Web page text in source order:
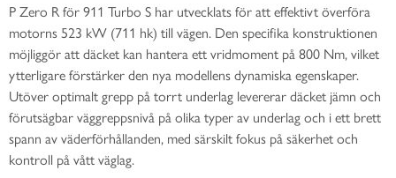
P Zero R för 911 Turbo S har utvecklats för att effektivt överföra
motorns 523 kW (711 hk) till vägen. Den specifika konstruktionen
möjliggör att däcket kan hantera ett vridmoment på 800 Nm, vilket
ytterligare förstärker den nya modellens dynamiska egenskaper.
Utöver optimalt grepp på torrt underlag levererar däcket jämn och
förutsägbar väggreppsnivå på olika typer av underlag och i ett brett
spann av väderförhållanden, med särskilt fokus på säkerhet och
kontroll på vått väglag.